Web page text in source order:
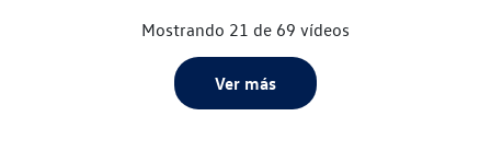
Mostrando 21 de 69 vídeos
Ver más